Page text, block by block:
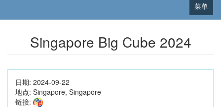
菜单
Singapore Big Cube 2024
日期: 2024-09-22
地点: Singapore, Singapore
链接: